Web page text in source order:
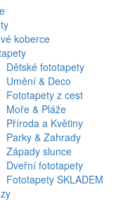
koberce
Dětské fototapety
Umění & Deco
Fototapety z cest
Moře & Pláže
Příroda a Květiny
Parky & Zahrady
Západy slunce
Dveřní fototapety
Fototapety SKLADEM